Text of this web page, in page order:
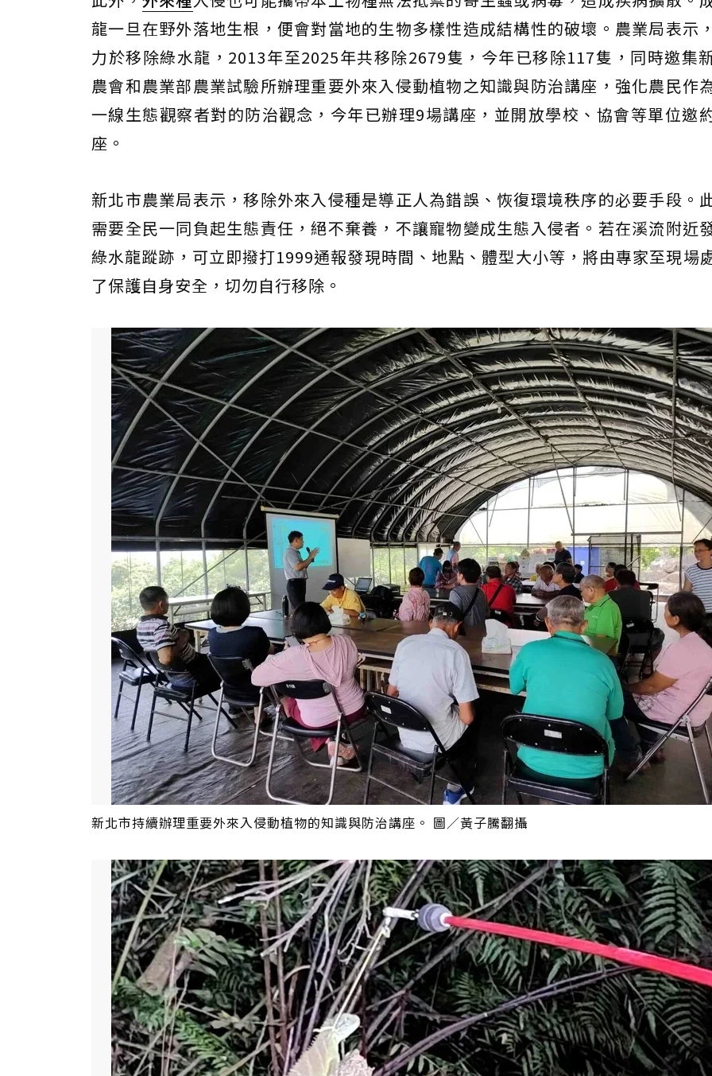
龍一旦在野外落地生根，便會對當地的生物多樣性造成結構性的破壞。農業局表示
力於移除綠水龍，2013年至2025年共移除2679隻，今年已移除117隻，同時邀集
農會和農業部農業試驗所辦理重要外來入侵動植物之知識與防治講座，強化農民作
一線生態觀察者對的防治觀念，今年已辦理9場講座，並開放學校、協會等單位邀
座。
新北市農業局表示，移除外來入侵種是導正人為錯誤、恢復環境秩序的必要手段。
需要全民一同負起生態責任，絕不棄養，不讓寵物變成生態入侵者。若在溪流附近
綠水龍蹤跡，可立即撥打1999通報發現時間、地點、體型大小等，將由專家至現場
了保護自身安全，切勿自行移除。
新北市持續辦理重要外來入侵動植物的知識與防治講座。 圖／黃子騰翻攝